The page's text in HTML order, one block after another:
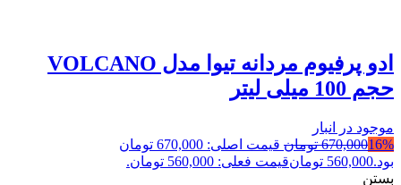
ادو پرفیوم مردانه تیوا مدل VOLCANO
حجم 100 میلی لیتر
موجود در انبار
16%
670,000 تومان
قیمت اصلی: 670,000 تومان
بود.560,000 تومانقیمت فعلی: 560,000 تومان.
بستن